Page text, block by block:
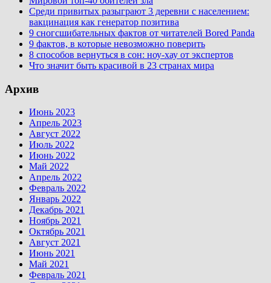
Среди привитых разыграют 3 деревни с населением:
вакцинация как генератор позитива
9 сногсшибательных фактов от читателей Bored Panda
9 фактов, в которые невозможно поверить
8 способов вернуться в сон: ноу-хау от экспертов
Что значит быть красивой в 23 странах мира
Архив
Июнь 2023
Апрель 2023
Август 2022
Июль 2022
Июнь 2022
Май 2022
Апрель 2022
Февраль 2022
Январь 2022
Декабрь 2021
Ноябрь 2021
Октябрь 2021
Август 2021
Июнь 2021
Май 2021
Февраль 2021